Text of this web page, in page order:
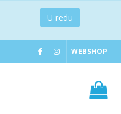
U redu
WEBSHOP